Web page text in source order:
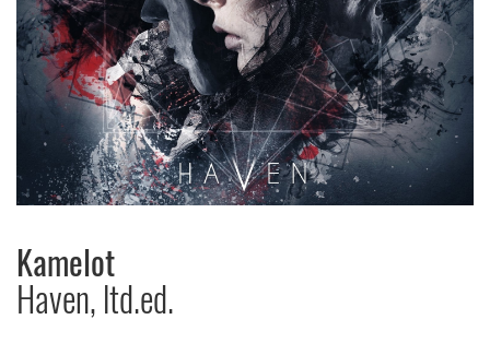
Kamelot
Haven, ltd.ed.